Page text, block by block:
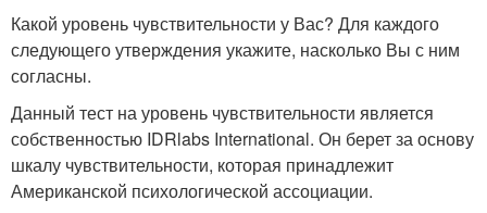
Какой уровень чувствительности у Вас? Для каждого
следующего утверждения укажите, насколько Вы с ним
согласны.
Данный тест на уровень чувствительности является
собственностью IDRlabs International. Он берет за основу
шкалу чувствительности, которая принадлежит
Американской психологической ассоциации.